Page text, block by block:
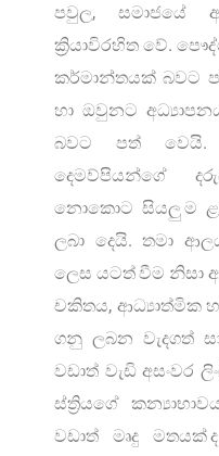
පවුල, සමාජයේ
ක්‍රියාවිරහිත වේ.
කර්මාන්තයක් බවට
හා ඔවුනට
බවට පත් වෙයි.
දෙමව්පියන්ගේ
නොකොට සියලු ම
ලබා දෙයි. තමා
ලෙස යටත් වීම නිසා
චකිතය, ආධ්‍යාත්මික
ගනු ලබන වැදගත්
වඩාත් වැඩි අසංවර
ස්ත්‍රියගේ
වඩාත් මෘදු